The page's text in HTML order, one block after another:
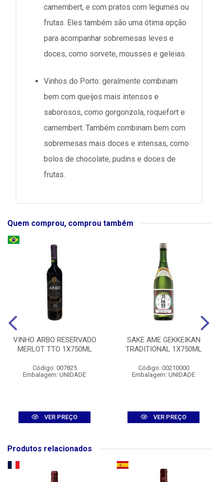
camembert, e com pratos com legumes ou
frutas. Eles também são uma ótima opção
para acompanhar sobremesas leves e
doces, como sorvete, mousses e geleias.
Vinhos do Porto: geralmente combinam
bem com queijos mais intensos e
saborosos, como gorgonzola, roquefort e
camembert. Também combinam bem com
sobremesas mais doces e intensas, como
bolos de chocolate, pudins e doces de
frutas.
Quem comprou, comprou também
VINHO ARBO RESERVADO
MERLOT TTO 1X750ML
Código: 007825
Embalagem: UNIDADE
VER PREÇO
SAKE AME GEKKEIKAN
TRADITIONAL 1X750ML
Código: 00210000
Embalagem: UNIDADE
VER PREÇO
Produtos relacionados